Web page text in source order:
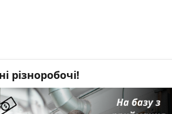
різноробочі!